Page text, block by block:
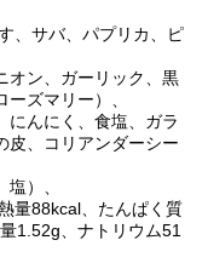
、サバ、パプリカ、ピ
オン、ガーリック、黒
ズマリー）、
にんにく、食塩、ガラ
皮、コリアンダーシー
）、
量88kcal、たんぱく質
1.52g、ナトリウム51